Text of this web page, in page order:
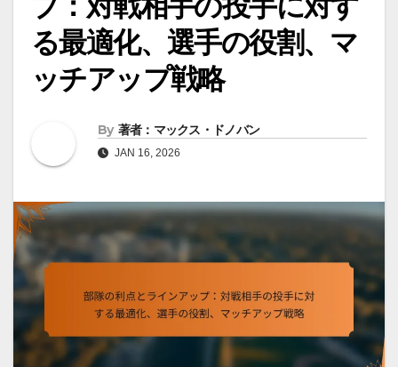
る最適化、選手の役割、マ
ッチアップ戦略
By 著者：マックス・ドノバン
JAN 16, 2026